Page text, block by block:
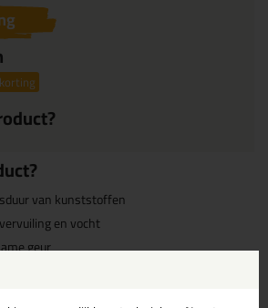
korting
van kunststoffen
en vocht
geur